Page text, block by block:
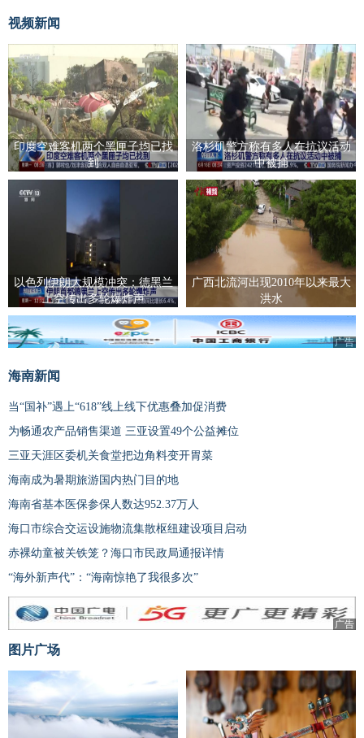
视频新闻
印度空难客机两个黑匣子均已找
到
洛杉矶警方称有多人在抗议活动
中被捕
以色列伊朗大规模冲突：德黑兰
上空传出多轮爆炸声
广西北流河出现2010年以来最大
洪水
广告
海南新闻
当“国补”遇上“618”线上线下优惠叠加促消费
为畅通农产品销售渠道 三亚设置49个公益摊位
三亚天涯区委机关食堂把边角料变开胃菜
海南成为暑期旅游国内热门目的地
海南省基本医保参保人数达952.37万人
海口市综合交运设施物流集散枢纽建设项目启动
赤裸幼童被关铁笼？海口市民政局通报详情
“海外新声代”：“海南惊艳了我很多次”
广告
图片广场